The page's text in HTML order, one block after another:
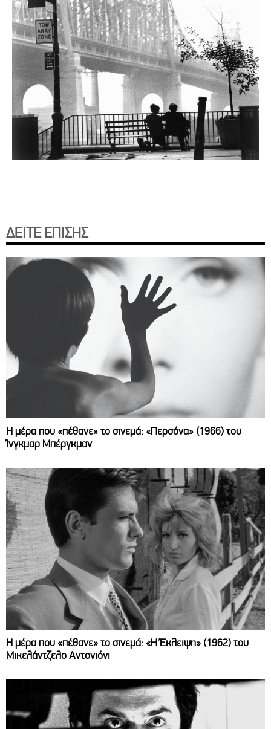
ΔΕΙΤΕ ΕΠΙΣΗΣ
Η μέρα που «πέθανε» το σινεμά: «Περσόνα» (1966) του
Ίνγκμαρ Μπέργκμαν
Η μέρα που «πέθανε» το σινεμά: «Η Έκλειψη» (1962) του
Μικελάντζελο Αντονιόνι